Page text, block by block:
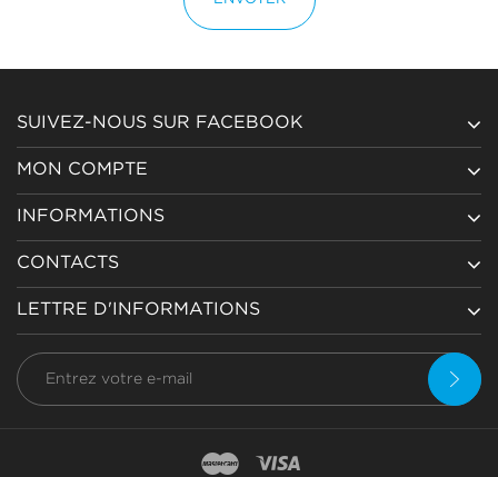
SUIVEZ-NOUS SUR FACEBOOK
MON COMPTE
INFORMATIONS
CONTACTS
LETTRE D'INFORMATIONS